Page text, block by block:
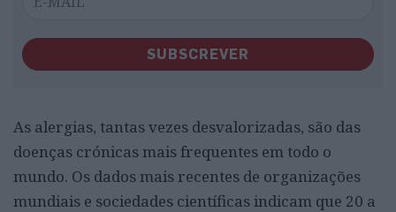
SUBSCREVER
As alergias, tantas vezes desvalorizadas, são das
doenças crónicas mais frequentes em todo o
mundo. Os dados mais recentes de organizações
mundiais e sociedades científicas indicam que 20 a